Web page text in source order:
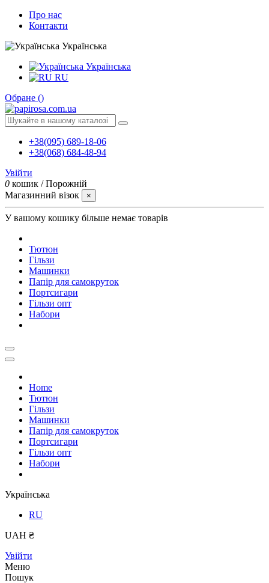
Про нас
Контакти
Українська
Українська
RU
Обране ()
+38(095) 689-18-06
+38(068) 684-48-94
Увійти
0 кошик /Порожній
Магазинний візок
×
У вашому кошику більше немає товарів
Тютюн
Гільзи
Машинки
Папір для самокруток
Портсигари
Гільзи опт
Набори
Home
Тютюн
Гільзи
Машинки
Папір для самокруток
Портсигари
Гільзи опт
Набори
Українська
RU
UAH ₴
Увійти
Меню
Пошук